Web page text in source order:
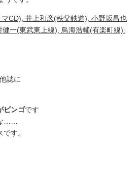
CD), 井上和彦(秩父鉄道), 小野坂昌也
一(東武東上線), 鳥海浩輔(有楽町線):
誌に
ビンゴです
……
す。